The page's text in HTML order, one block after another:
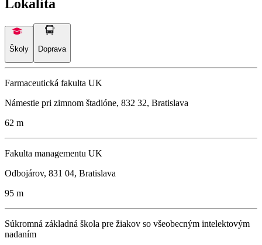
Lokalita
Školy Doprava
Farmaceutická fakulta UK
Námestie pri zimnom štadióne, 832 32, Bratislava
62 m
Fakulta managementu UK
Odbojárov, 831 04, Bratislava
95 m
Súkromná základná škola pre žiakov so všeobecným intelektovým
nadaním